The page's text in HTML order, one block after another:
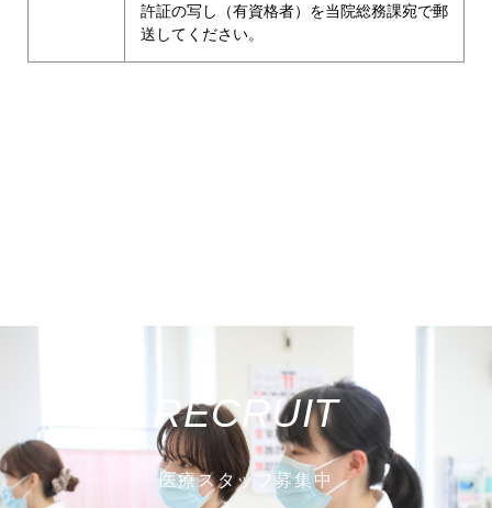
許証の写し（有資格者）を当院総務課宛で郵
送してください。
RECRUIT
医療スタッフ募集中